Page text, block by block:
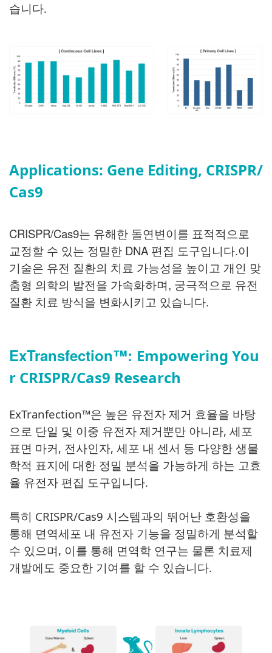
습니다.
Applications: Gene Editing, CRISPR/
Cas9
CRISPR/Cas9는 유해한 돌연변이를 표적적으로
교정할 수 있는 정밀한 DNA 편집 도구입니다.이
기술은 유전 질환의 치료 가능성을 높이고 개인 맞
춤형 의학의 발전을 가속화하며, 궁극적으로 유전
질환 치료 방식을 변화시키고 있습니다.
ExTransfection™: Empowering You
r CRISPR/Cas9 Research
ExTranfection™은 높은 유전자 제거 효율을 바탕
으로 단일 및 이중 유전자 제거뿐만 아니라, 세포
표면 마커, 전사인자, 세포 내 센서 등 다양한 생물
학적 표지에 대한 정밀 분석을 가능하게 하는 고효
율 유전자 편집 도구입니다.
특히 CRISPR/Cas9 시스템과의 뛰어난 호환성을
통해 면역세포 내 유전자 기능을 정밀하게 분석할
수 있으며, 이를 통해 면역학 연구는 물론 치료제
개발에도 중요한 기여를 할 수 있습니다.